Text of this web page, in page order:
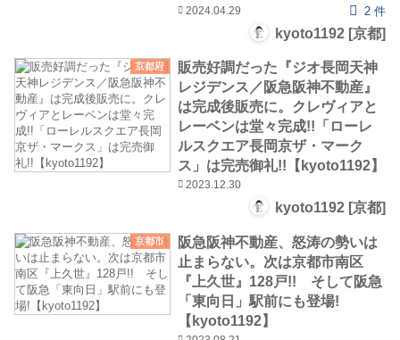
2024.04.29 2 件
kyoto1192 [京都]
京都府
販売好調だった『ジオ長岡天神
レジデンス／阪急阪神不動産』
は完成後販売に。クレヴィアと
レーベンは堂々完成!!「ローレ
ルスクエア長岡京ザ・マーク
ス」は完売御礼!!【kyoto1192】
2023.12.30
kyoto1192 [京都]
京都市
阪急阪神不動産、怒涛の勢いは
止まらない。次は京都市南区
『上久世』128戸!! そして阪急
「東向日」駅前にも登場!
【kyoto1192】